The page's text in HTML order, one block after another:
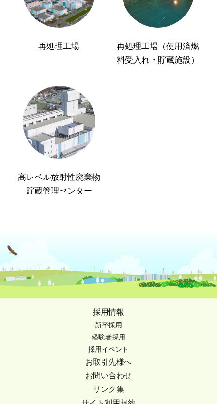
再処理工場
再処理工場（使用済燃
料受入れ・貯蔵施設）
高レベル放射性廃棄物
貯蔵管理センター
採用情報
新卒採用
経験者採用
採用イベント
お取引先様へ
お問い合わせ
リンク集